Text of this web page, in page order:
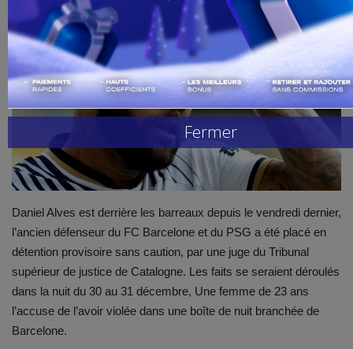
Handball
Buzz de Sport
Combat
Replay
Gallerie
Daniel Alves est derrière les barreaux depuis le vendredi dernier,
l’ancien défenseur du FC Barcelone et du PSG a été placé en
détention provisoire sans caution, par une juge du Tribunal
supérieur de justice de Catalogne. Les faits se seraient déroulés
dans la nuit du 30 au 31 décembre, Une femme de 23 ans
l’accuse de l’avoir violée dans une boîte de nuit branchée de
Barcelone.
Fermer